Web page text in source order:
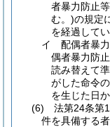
者暴力防止
む。)の規定
を経過して
イ
配偶者暴
偶者暴力防
読み替えて
がした命令
を生じた日
(6)
法第24条第
件を具備する